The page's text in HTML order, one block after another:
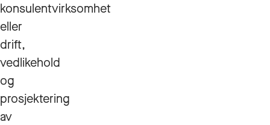
konsulentvirksomhet
eller
drift,
vedlikehold
og
prosjektering
av